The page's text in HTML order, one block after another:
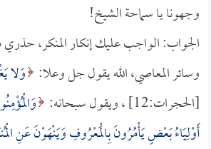
وجهونا يا سماحة الشيخ!
الجواب: الواجب عليك إنكار المنكر، حذري
وسائر المعاصي، الله يقول جل وعلا: وَلا
[الحجرات:12] ، ويقول سبحانه:
أَوْلِيَاءُ بَعْضٍ يَأْمُرُونَ بِالْمَعْرُوفِ وَيَنْهَوْنَ عَنِ